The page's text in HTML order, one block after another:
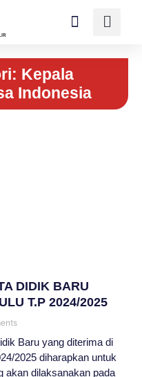
Kepala
Indonesia
DIDIK BARU
T.P 2024/2025
Baru yang diterima di
2025 diharapkan untuk
akan dilaksanakan pada